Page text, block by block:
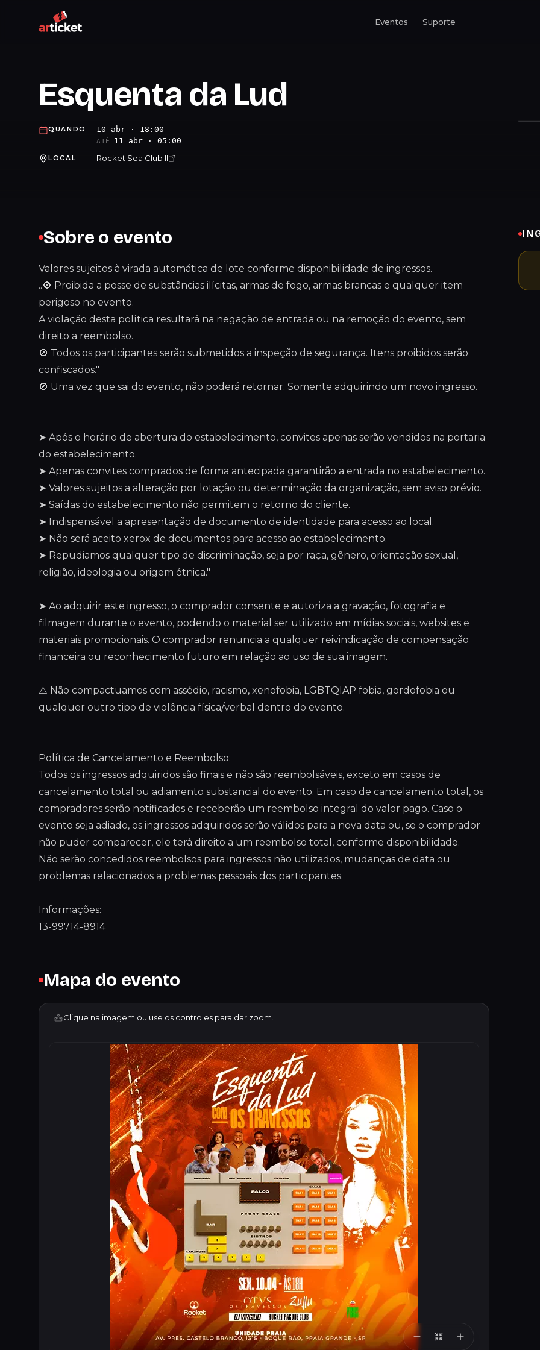
Eventos Suporte
Esquenta da Lud
QUANDO 10 abr · 18:00
ATÉ 11 abr · 05:00
LOCAL Rocket Sea Club II
Sobre o evento
Valores sujeitos à virada automática de lote conforme disponibilidade de ingressos.
..🚫 Proibida a posse de substâncias ilícitas, armas de fogo, armas brancas e qualquer item
perigoso no evento.
A violação desta política resultará na negação de entrada ou na remoção do evento, sem
direito a reembolso.
🚫 Todos os participantes serão submetidos a inspeção de segurança. Itens proibidos serão
confiscados."
🚫 Uma vez que sai do evento, não poderá retornar. Somente adquirindo um novo ingresso.
➤ Após o horário de abertura do estabelecimento, convites apenas serão vendidos na portaria
do estabelecimento.
➤ Apenas convites comprados de forma antecipada garantirão a entrada no estabelecimento.
➤ Valores sujeitos a alteração por lotação ou determinação da organização, sem aviso prévio.
➤ Saídas do estabelecimento não permitem o retorno do cliente.
➤ Indispensável a apresentação de documento de identidade para acesso ao local.
➤ Não será aceito xerox de documentos para acesso ao estabelecimento.
➤ Repudiamos qualquer tipo de discriminação, seja por raça, gênero, orientação sexual,
religião, ideologia ou origem étnica."
➤ Ao adquirir este ingresso, o comprador consente e autoriza a gravação, fotografia e
filmagem durante o evento, podendo o material ser utilizado em mídias sociais, websites e
materiais promocionais. O comprador renuncia a qualquer reivindicação de compensação
financeira ou reconhecimento futuro em relação ao uso de sua imagem.
⚠️ Não compactuamos com assédio, racismo, xenofobia, LGBTQIAP fobia, gordofobia ou
qualquer outro tipo de violência física/verbal dentro do evento.
Política de Cancelamento e Reembolso:
Todos os ingressos adquiridos são finais e não são reembolsáveis, exceto em casos de
cancelamento total ou adiamento substancial do evento. Em caso de cancelamento total, os
compradores serão notificados e receberão um reembolso integral do valor pago. Caso o
evento seja adiado, os ingressos adquiridos serão válidos para a nova data ou, se o comprador
não puder comparecer, ele terá direito a um reembolso total, conforme disponibilidade.
Não serão concedidos reembolsos para ingressos não utilizados, mudanças de data ou
problemas relacionados a problemas pessoais dos participantes.
Informações:
13-99714-8914
Mapa do evento
Clique na imagem ou use os controles para dar zoom.